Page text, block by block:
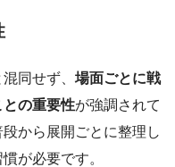
同せず、 場面ごとに戦
の重要性が強調されて
から展開ごとに整理し
が必要です。